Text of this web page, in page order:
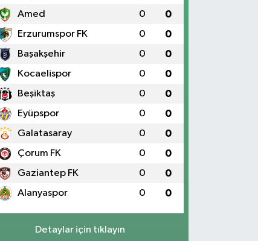
Amed 0 0
Erzurumspor FK 0 0
Başakşehir 0 0
Kocaelispor 0 0
Beşiktaş 0 0
Eyüpspor 0 0
Galatasaray 0 0
Çorum FK 0 0
Gaziantep FK 0 0
Alanyaspor 0 0
Detaylar için tıklayın